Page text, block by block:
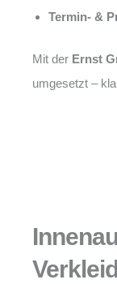
Termin- &
Mit der Ernst
umgesetzt –